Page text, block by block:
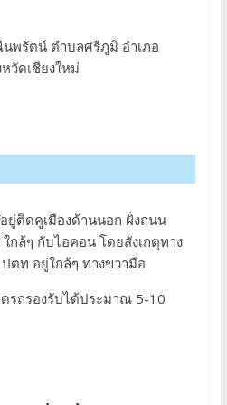
พรัตน์ ตำบลศรีภูมิ อำเภอ
หวัดเชียงใหม่
ยู่ติดคูเมืองด้านนอก ฝั่งถนน
กล้ๆ กับไอคอน โดยสังเกตุทาง
ตท อยู่ใกล้ๆ ทางขวามือ
รถรองรับได้ประมาณ 5-10